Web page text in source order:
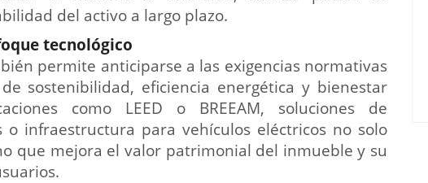
del activo a largo plazo.
tecnológico
permite anticiparse a las exigencias normativas
sostenibilidad, eficiencia energética y bienestar
como LEED o BREEAM, soluciones de
o infraestructura para vehículos eléctricos no solo
que mejora el valor patrimonial del inmueble y su